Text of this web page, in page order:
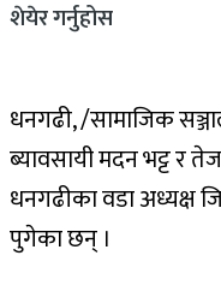
शेयेर गर्नुहोस
धनगढी, /सामाजिक
ब्यावसायी मदन भट्ट र
धनगढीका वडा अध्यक्ष
पुगेका छन् ।